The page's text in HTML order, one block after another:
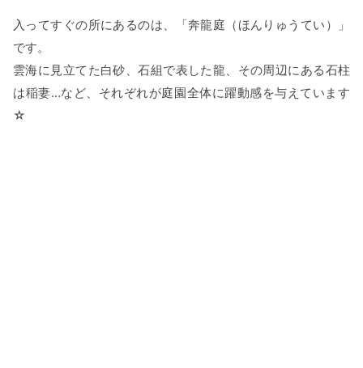
入ってすぐの所にあるのは、「奔龍庭（ほんりゅうてい）」
です。
雲海に見立てた白砂、石組で表した龍、その周辺にある石柱
は稲妻…など、それぞれが庭園全体に躍動感を与えています
☆